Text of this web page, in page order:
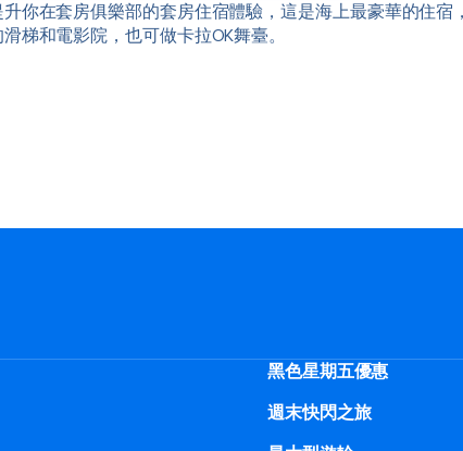
你在套房俱樂部的套房住宿體驗，這是海上最豪華的住
梯和電影院，也可做卡拉OK舞臺。
黑色星期五優惠
週末快閃之旅